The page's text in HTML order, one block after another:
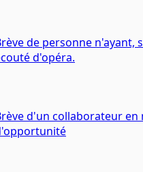
de personne n'ayant,
d'opéra.
d'un collaborateur en